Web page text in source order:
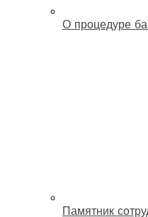
О процедуре
Памятник